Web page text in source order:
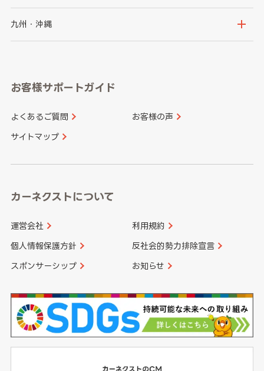
山梨県
愛知県
京都府
和歌山県
鳥取県
山口県
香川県 愛媛県
九州・沖縄
長崎県
大分県 宮崎県
お客様サポートガイド
よくあるご質問 お客様の声
サイトマップ
カーネクストについて
運営会社 利用規約
個人情報保護方針 反社会的勢力排除宣言
スポンサーシップ お知らせ